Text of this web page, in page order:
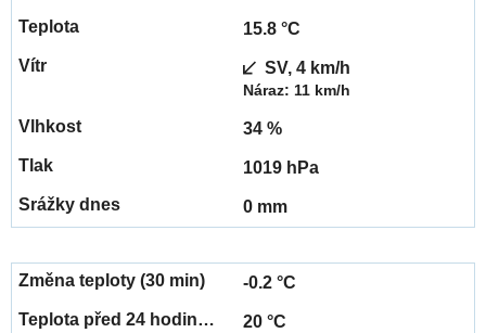
15.8 °C
SV, 4 km/h
Náraz: 11 km/h
34 %
1019 hPa
0 mm
-0.2 °C
20 °C